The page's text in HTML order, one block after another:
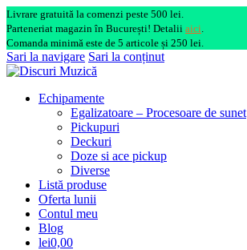
Livrare gratuită la comenzi peste 500 lei.
Parteneriat magazin în București! Detalii aici.
Comanda minimă este de 5 articole și 250 lei.
Sari la navigare Sari la conținut
Echipamente
Egalizatoare – Procesoare de sunet
Pickupuri
Deckuri
Doze si ace pickup
Diverse
Listă produse
Oferta lunii
Contul meu
Blog
lei0,00